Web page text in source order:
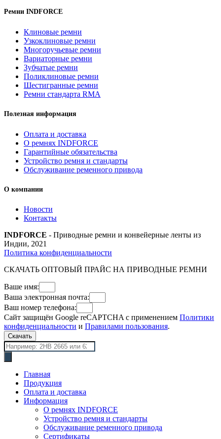
Ремни INDFORCE
Клиновые ремни
Узкоклиновые ремни
Многоручьевые ремни
Вариаторные ремни
Зубчатые ремни
Поликлиновые ремни
Шестигранные ремни
Ремни стандарта RMA
Полезная информация
Оплата и доставка
О ремнях INDFORCE
Гарантийные обязательства
Устройство ремня и стандарты
Обслуживание ременного привода
О компании
Новости
Контакты
INDFORCE - Приводные ремни и конвейерные ленты из
Индии, 2021
Политика конфиденциальности
СКАЧАТЬ ОПТОВЫЙ ПРАЙС НА ПРИВОДНЫЕ РЕМНИ
Ваше имя:
Ваша электронная почта:
Ваш номер телефона:
Сайт защищён Google reCAPTCHA с применением Политики
конфиденциальности и Правилами пользования.
Скачать
Поиск
товаров
Главная
Продукция
Оплата и доставка
Информация
О ремнях INDFORCE
Устройство ремня и стандарты
Обслуживание ременного привода
Сертификаты